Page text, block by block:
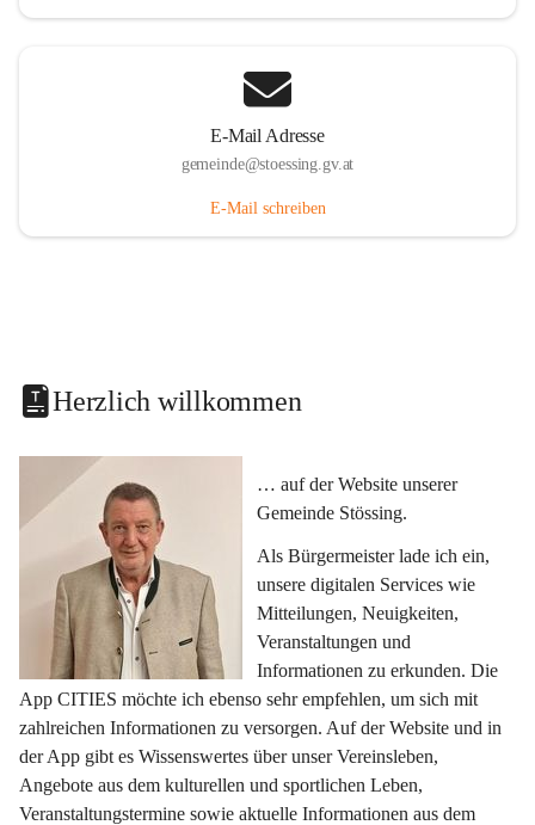
E-Mail Adresse
gemeinde@stoessing.gv.at
E-Mail schreiben
Herzlich willkommen
… auf der Website unserer
Gemeinde Stössing.
Als Bürgermeister lade ich ein,
unsere digitalen Services wie
Mitteilungen, Neuigkeiten,
Veranstaltungen und
Informationen zu erkunden. Die
App CITIES möchte ich ebenso sehr empfehlen, um sich mit
zahlreichen Informationen zu versorgen. Auf der Website und in
der App gibt es Wissenswertes über unser Vereinsleben,
Angebote aus dem kulturellen und sportlichen Leben,
Veranstaltungstermine sowie aktuelle Informationen aus dem